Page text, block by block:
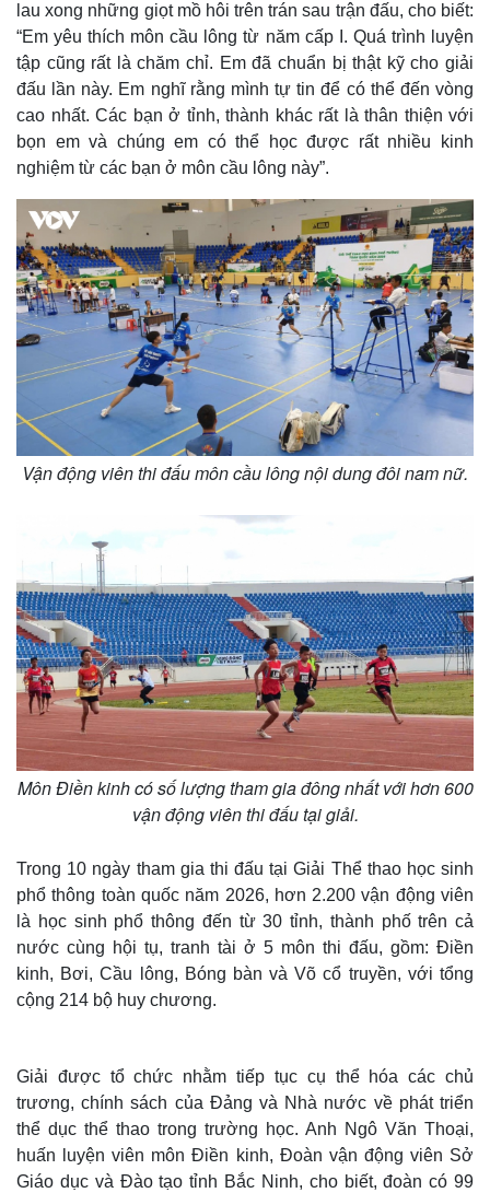
Thế giới
Quan sát
Cuộc sống đó đây
Hồ sơ
Multimedia
Video
Ảnh
g
m
e
lau xong những giọt mồ hôi trên trán sau trận đấu, cho biết:
“Em yêu thích môn cầu lông từ năm cấp I. Quá trình luyện
tập cũng rất là chăm chỉ. Em đã chuẩn bị thật kỹ cho giải
đấu lần này. Em nghĩ rằng mình tự tin để có thể đến vòng
cao nhất. Các bạn ở tỉnh, thành khác rất là thân thiện với
bọn em và chúng em có thể học được rất nhiều kinh
nghiệm từ các bạn ở môn cầu lông này”.
Vận động viên thi đấu môn cầu lông nội dung đôi nam nữ.
Môn Điền kinh có số lượng tham gia đông nhất với hơn 600
vận động viên thi đấu tại giải.
Trong 10 ngày tham gia thi đấu tại Giải Thể thao học sinh
phổ thông toàn quốc năm 2026, hơn 2.200 vận động viên
là học sinh phổ thông đến từ 30 tỉnh, thành phố trên cả
nước cùng hội tụ, tranh tài ở 5 môn thi đấu, gồm: Điền
kinh, Bơi, Cầu lông, Bóng bàn và Võ cổ truyền, với tổng
cộng 214 bộ huy chương.
Giải được tổ chức nhằm tiếp tục cụ thể hóa các chủ
trương, chính sách của Đảng và Nhà nước về phát triển
thể dục thể thao trong trường học. Anh Ngô Văn Thoại,
huấn luyện viên môn Điền kinh, Đoàn vận động viên Sở
Giáo dục và Đào tạo tỉnh Bắc Ninh, cho biết, đoàn có 99